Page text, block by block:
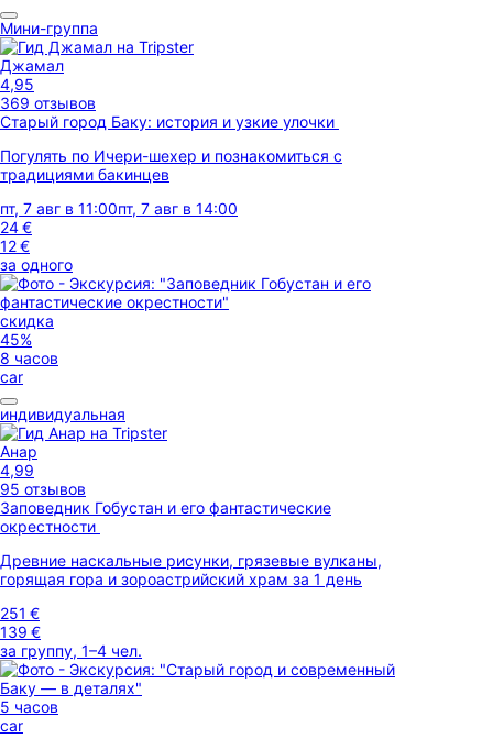
Мини-группа
Джамал
4,95
369 отзывов
Старый город Баку: история и узкие улочки
Погулять по Ичери-шехер и познакомиться с
традициями бакинцев
пт, 7 авг в 11:00пт, 7 авг в 14:00
24 €
12 €
за одного
скидка
45%
8 часов
car
индивидуальная
Анар
4,99
95 отзывов
Заповедник Гобустан и его фантастические
окрестности
Древние наскальные рисунки, грязевые вулканы,
горящая гора и зороастрийский храм за 1 день
251 €
139 €
за группу, 1–4 чел.
5 часов
car